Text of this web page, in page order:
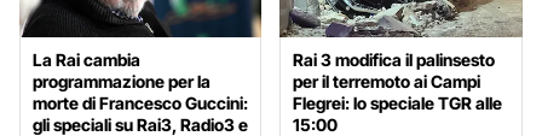
La Rai cambia
programmazione per la
morte di Francesco Guccini:
gli speciali su Rai3, Radio3 e
Rai 3 modifica il palinsesto
per il terremoto ai Campi
Flegrei: lo speciale TGR alle
15:00